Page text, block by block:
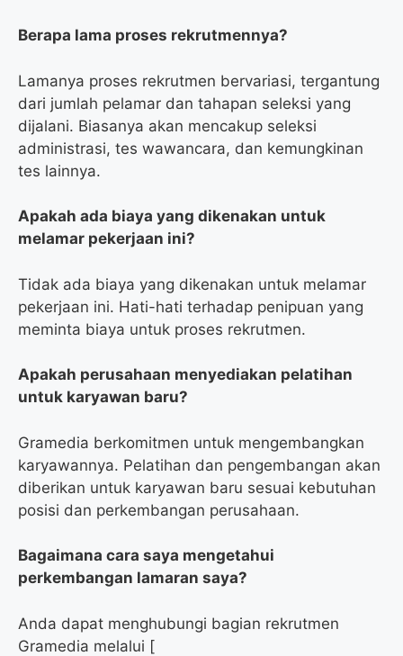
Berapa lama proses rekrutmennya?
Lamanya proses rekrutmen bervariasi, tergantung
dari jumlah pelamar dan tahapan seleksi yang
dijalani. Biasanya akan mencakup seleksi
administrasi, tes wawancara, dan kemungkinan
tes lainnya.
Apakah ada biaya yang dikenakan untuk
melamar pekerjaan ini?
Tidak ada biaya yang dikenakan untuk melamar
pekerjaan ini. Hati-hati terhadap penipuan yang
meminta biaya untuk proses rekrutmen.
Apakah perusahaan menyediakan pelatihan
untuk karyawan baru?
Gramedia berkomitmen untuk mengembangkan
karyawannya. Pelatihan dan pengembangan akan
diberikan untuk karyawan baru sesuai kebutuhan
posisi dan perkembangan perusahaan.
Bagaimana cara saya mengetahui
perkembangan lamaran saya?
Anda dapat menghubungi bagian rekrutmen
Gramedia melalui [